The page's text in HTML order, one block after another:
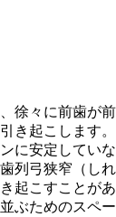
徐々に前歯が前
き起こします。
に安定していな
列弓狭窄（しれ
起こすことがあ
ぶためのスペー